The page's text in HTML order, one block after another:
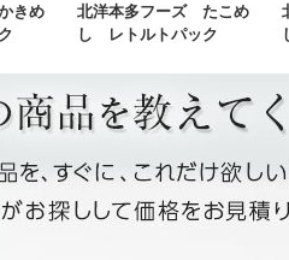
きめ
北洋本多フーズ たこめ
し レトルトパック